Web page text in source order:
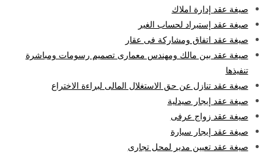
صيغة عقد إدارة املاك
صيغة عقد إستيراد لحساب الغير
صيغة عقد اتفاق ومشاركة فى عقار
صيغة عقد بين مالك ومهندس معمارى تصميم رسومات ومباشرة
تنفيذها
صيغة عقد تنازل عن حق الاستغلال المالى لبراءة الاختراع
صيغة عقد إيجار صيدلية
صيغة عقد زواج عرفى
صيغة عقد إيجار سيارة
صيغة عقد تعيين مدير لمحل تجارى